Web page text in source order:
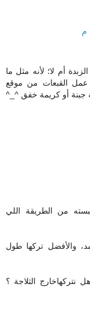
أم لا؛ لأنه مثل ما
القبعات من موقع
جبنة أو كريمة خفق ^_^
من الطريقة اللي
والأفضل تركها طول
نتركهاخارج الثلاجة ؟